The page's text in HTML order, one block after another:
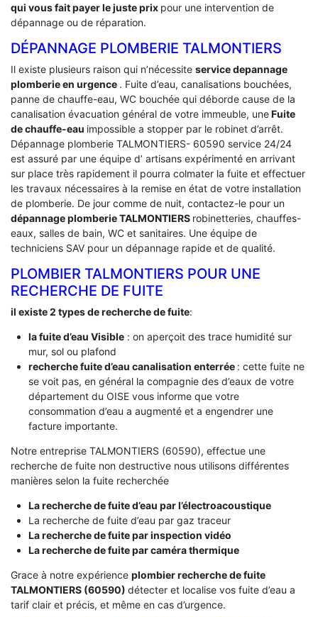
qui vous fait payer le juste prix pour une intervention de
dépannage ou de réparation.
DÉPANNAGE PLOMBERIE TALMONTIERS
Il existe plusieurs raison qui n’nécessite service depannage
plomberie en urgence . Fuite d’eau, canalisations bouchées,
panne de chauffe-eau, WC bouchée qui déborde cause de la
canalisation évacuation général de votre immeuble, uneFuite
de chauffe-eau impossible a stopper par le robinet d’arrêt.
Dépannage plomberie TALMONTIERS- 60590 service 24/24
est assuré par une équipe d’ artisans expérimenté en arrivant
sur place très rapidement il pourra colmater la fuite et effectuer
les travaux nécessaires à la remise en état de votre installation
de plomberie. De jour comme de nuit, contactez-le pour un
dépannage plomberie TALMONTIERS robinetteries, chauffes-
eaux, salles de bain, WC et sanitaires. Une équipe de
techniciens SAV pour un dépannage rapide et de qualité.
PLOMBIER TALMONTIERS POUR UNE
RECHERCHE DE FUITE
il existe 2 types de recherche de fuite:
la fuite d’eau Visible: on aperçoit des trace humidité sur
mur, sol ou plafond
recherche fuite d’eau canalisation enterrée : cette fuite ne
se voit pas, en général la compagnie des d’eaux de votre
département du OISE vous informe que votre
consommation d’eau a augmenté et a engendrer une
facture importante.
Notre entreprise TALMONTIERS (60590), effectue une
recherche de fuite non destructive nous utilisons différentes
manières selon la fuite recherchée
La recherche de fuite d’eau par l’électroacoustique
La recherche de fuite d’eau par gaz traceur
La recherche de fuite par inspection vidéo
La recherche de fuite par caméra thermique
Grace à notre expérience plombier recherche de fuite
TALMONTIERS (60590) détecter et localise vos fuite d’eau a
tarif clair et précis, et même en cas d’urgence.